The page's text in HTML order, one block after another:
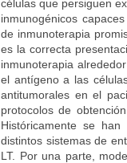
células que persiguen
inmunogénicos
de inmunoterapia
es la correcta
inmunoterapia
el antígeno a las
antitumorales en el
protocolos de
Históricamente se
distintos sistemas de
LT. Por una parte,